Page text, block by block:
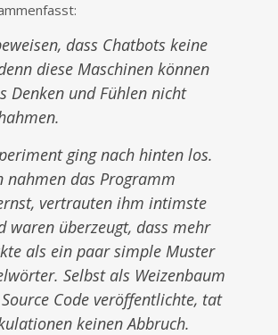
dass Chatbots keine
diese Maschinen können
Denken und Fühlen nicht
ging nach hinten los.
nahmen das Programm
vertrauten ihm intimste
waren überzeugt, dass mehr
als ein paar simple Muster
Selbst als Weizenbaum
Code veröffentlichte, tat
keinen Abbruch.